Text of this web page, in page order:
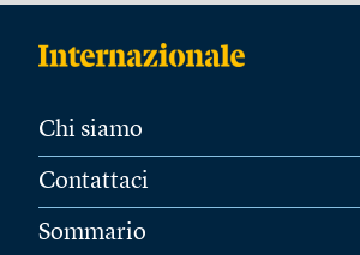
Chi siamo
Contattaci
Sommario